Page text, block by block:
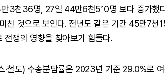
3천36명, 27일 44만6천510명 보다 증가했
친 것으로 보인다. 전년도 같은 기간 45만7천
전쟁의 영향을 찾아보기 힘들다.
·철도) 수송분담률은 2023년 기준 29.0%로